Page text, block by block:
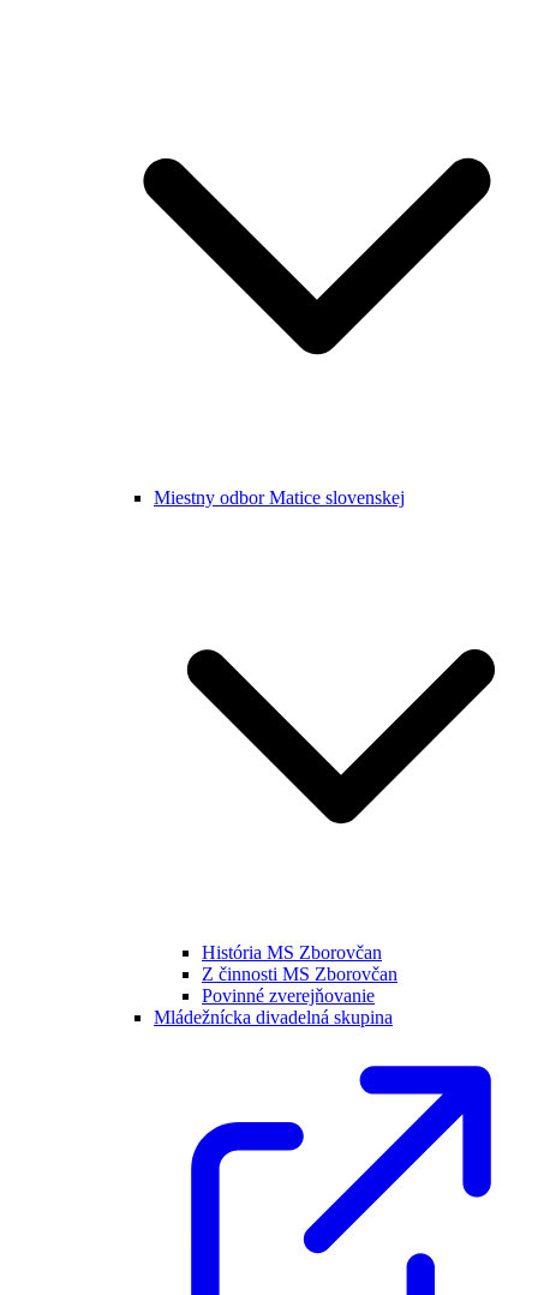
Miestny odbor Matice slovenskej
História MS Zborovčan
Z činnosti MS Zborovčan
Povinné zverejňovanie
Mládežnícka divadelná skupina